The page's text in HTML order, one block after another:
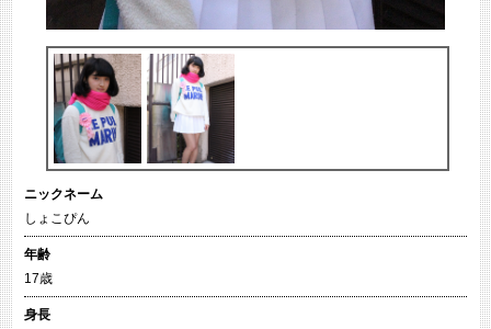
ニックネーム
しょこぴん
年齢
17歳
身長